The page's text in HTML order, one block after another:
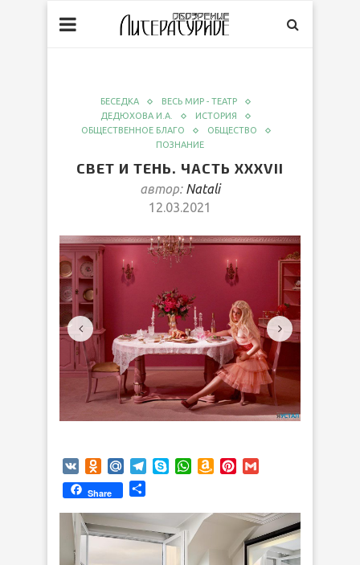
БЕСЕДКА
ВЕСЬ МИР - ТЕАТР
ДЕДЮХОВА И.А.
ИСТОРИЯ
ОБЩЕСТВЕННОЕ БЛАГО
ОБЩЕСТВО
ПОЗНАНИЕ
СВЕТ И ТЕНЬ. ЧАСТЬ ХХХVII
автор: Natali
12.03.2021
VK Odnoklassniki
Mail.RuTelegram
SkypeWhatsApp
AmazonPinterest
Share